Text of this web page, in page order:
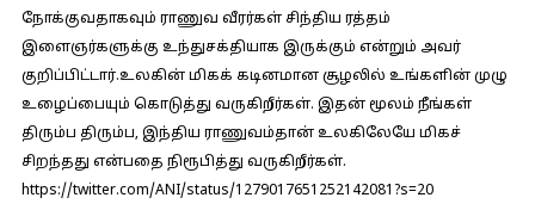
நோக்குவதாகவும் ராணுவ வீரர்கள் சிந்திய ரத்தம்
இளைஞர்களுக்கு உந்துசக்தியாக இருக்கும் என்றும் அவர்
குறிப்பிட்டார்.உலகின் மிகக் கடினமான சூழலில் உங்களின் முழு
உழைப்பையும் கொடுத்து வருகிறீர்கள். இதன் மூலம் நீங்கள்
திரும்ப திரும்ப, இந்திய ராணுவம்தான் உலகிலேயே மிகச்
சிறந்தது என்பதை நிரூபித்து வருகிறீர்கள்.
https://twitter.com/ANI/status/1279017651252142081?s=20